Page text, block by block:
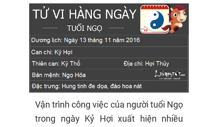
Vận trình công việc của người tuổi Ngọ
trong ngày Kỷ Hợi xuất hiện nhiều